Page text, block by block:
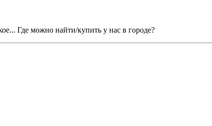
Где можно найти/купить у нас в городе?